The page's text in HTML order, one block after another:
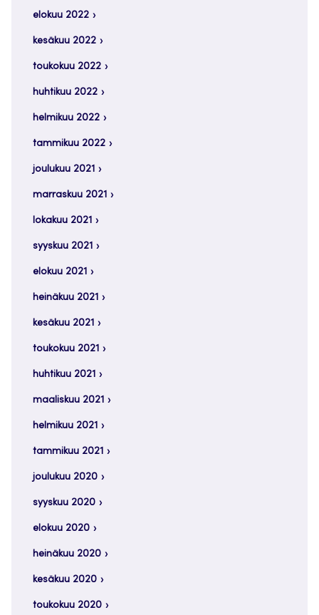
elokuu 2022
kesäkuu 2022
toukokuu 2022
huhtikuu 2022
helmikuu 2022
tammikuu 2022
joulukuu 2021
marraskuu 2021
lokakuu 2021
syyskuu 2021
elokuu 2021
heinäkuu 2021
kesäkuu 2021
toukokuu 2021
huhtikuu 2021
maaliskuu 2021
helmikuu 2021
tammikuu 2021
joulukuu 2020
syyskuu 2020
elokuu 2020
heinäkuu 2020
kesäkuu 2020
toukokuu 2020